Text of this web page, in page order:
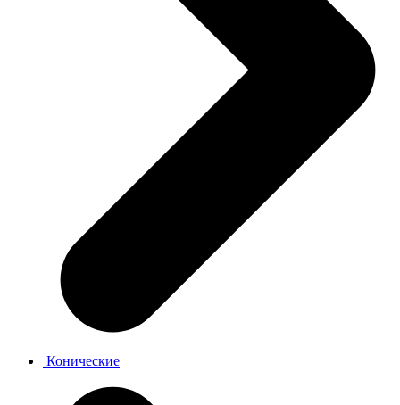
Конические